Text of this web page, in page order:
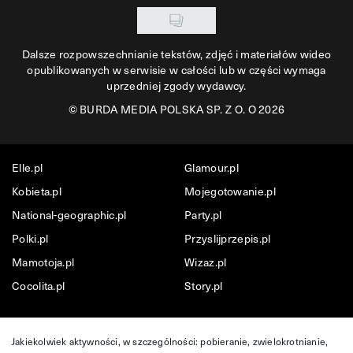
Dalsze rozpowszechnianie tekstów, zdjęć i materiałów wideo
opublikowanych w serwisie w całości lub w części wymaga
uprzedniej zgody wydawcy.
©BURDA MEDIA POLSKA SP. Z O. O 2026
Elle.pl
Glamour.pl
Kobieta.pl
Mojegotowanie.pl
National-geographic.pl
Party.pl
Polki.pl
Przyslijprzepis.pl
Mamotoja.pl
Wizaz.pl
Cocolita.pl
Story.pl
Jakiekolwiek aktywności, w szczególności: pobieranie, zwielokrotnianie,